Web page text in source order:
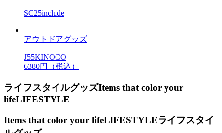
SC25include
アウトドアグッズ
J55KINOCO
6380円（税込）
ライフスタイルグッズItems that color your
lifeLIFESTYLE
Items that color your lifeLIFESTYLEライフスタイ